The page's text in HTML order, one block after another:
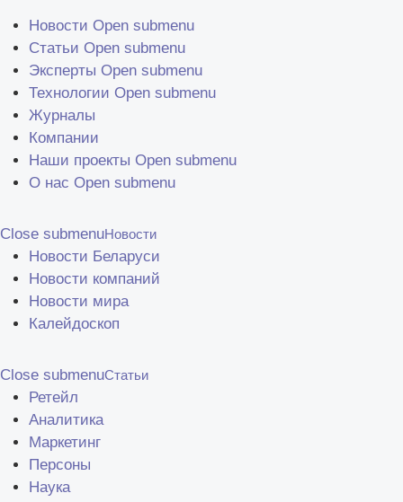
Новости Open submenu
Статьи Open submenu
Эксперты Open submenu
Технологии Open submenu
Журналы
Компании
Наши проекты Open submenu
О нас Open submenu
Close submenuНовости
Новости Беларуси
Новости компаний
Новости мира
Калейдоскоп
Close submenuСтатьи
Ретейл
Аналитика
Маркетинг
Персоны
Наука